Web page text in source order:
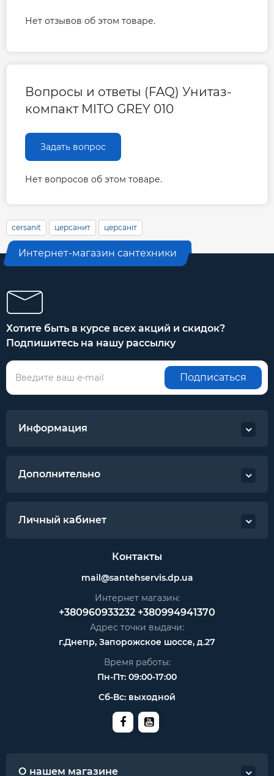
Нет отзывов об этом товаре.
Вопросы и ответы (FAQ) Унитаз-
компакт MITO GREY 010
Задать вопрос
Нет вопросов об этом товаре.
cersanit церсанит церсаніт
Интернет-магазин сантехники
Хотите быть в курсе всех акций и скидок?
Подпишитесь на нашу рассылку
Подписаться
Информация
Дополнительно
Личный кабинет
Контакты
mail@santehservis.dp.ua
Интернет магазин:
+380960933232 +380994941370
Адрес точки выдачи:
г.Днепр, Запорожское шоссе, д.27
Время работы:
Пн-Пт: 09:00-17:00
Сб-Вс: выходной
О нашем магазине